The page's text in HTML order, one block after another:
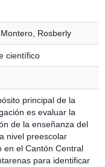
Rosberly
científico
principal de la
es evaluar la
de la enseñanza del
nivel preescolar
en el Cantón Central
para identificar